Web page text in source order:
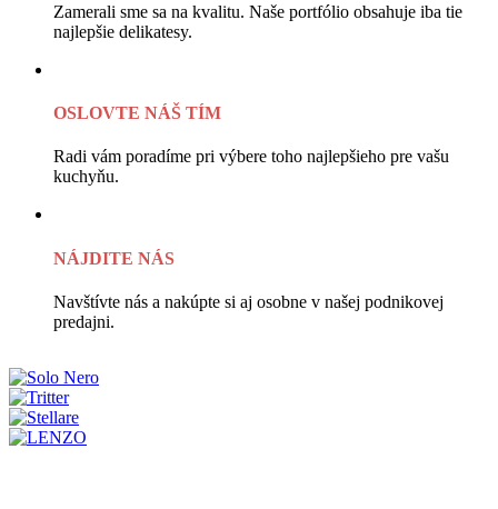
Zamerali sme sa na kvalitu. Naše portfólio obsahuje iba tie
najlepšie delikatesy.
OSLOVTE NÁŠ TÍM
Radi vám poradíme pri výbere toho najlepšieho pre vašu
kuchyňu.
NÁJDITE NÁS
Navštívte nás a nakúpte si aj osobne v našej podnikovej
predajni.